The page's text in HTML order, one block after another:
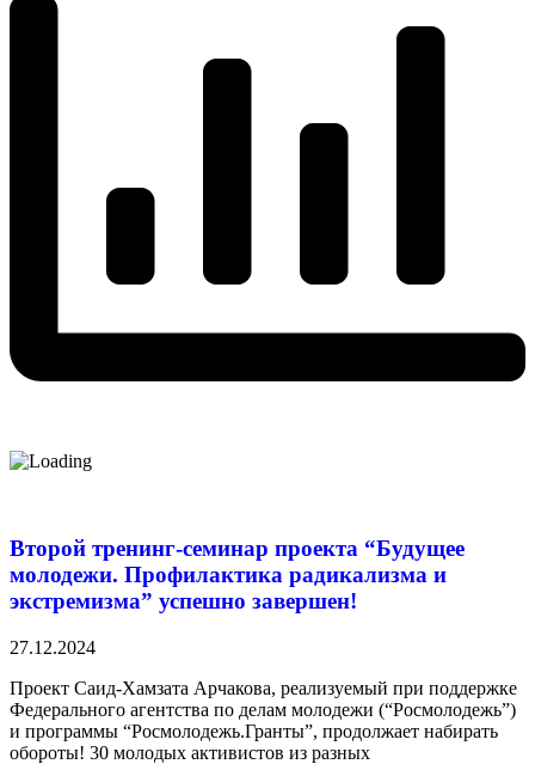
Второй тренинг-семинар проекта “Будущее
молодежи. Профилактика радикализма и
экстремизма” успешно завершен!
27.12.2024
Проект Саид-Хамзата Арчакова, реализуемый при поддержке
Федерального агентства по делам молодежи (“Росмолодежь”)
и программы “Росмолодежь.Гранты”, продолжает набирать
обороты! 30 молодых активистов из разных